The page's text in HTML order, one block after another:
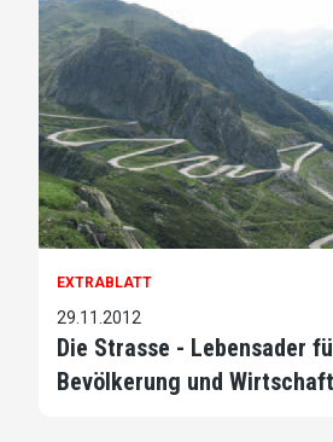
EXTRABLATT
29.11.2012
Die Strasse - Lebensader
Bevölkerung und Wirtschaft